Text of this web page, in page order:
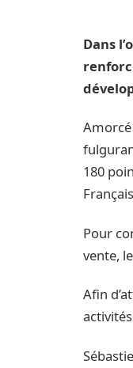
Dans
180
Pour
vente,
Afin